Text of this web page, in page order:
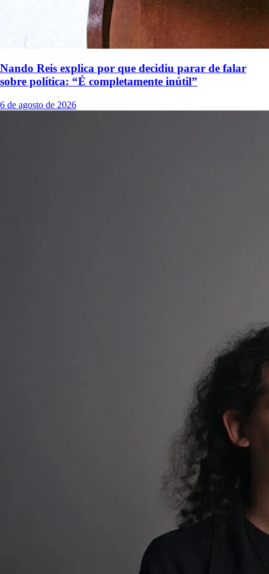
Nando Reis explica por que decidiu parar de falar
sobre política: “É completamente inútil”
6 de agosto de 2026